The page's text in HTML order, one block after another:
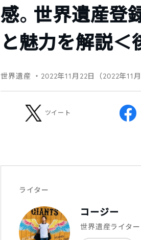
感。世界遺産登
と魅力を解説＜
世界遺産 ・2022年11月22日（2022年11
ツイート
ライター
コージー
世界遺産ライター